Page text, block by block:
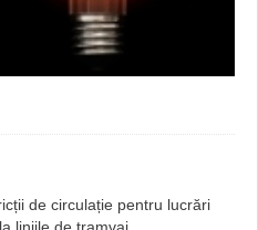
de circulație pentru lucrări